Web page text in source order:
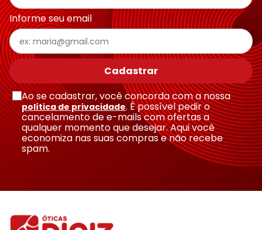
Informe seu email
Cadastrar
Ao se cadastrar, você concorda com a nossa
política de privacidade. É possível pedir o
cancelamento de e-mails com ofertas a
qualquer momento que desejar. Aqui você
economiza nas suas compras e não recebe
spam.